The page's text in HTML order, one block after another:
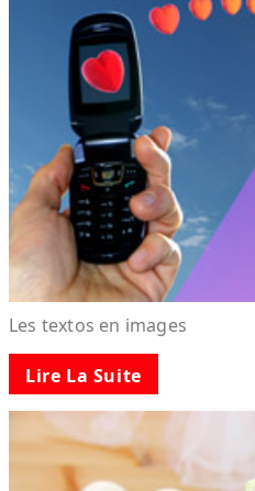
Les textos en images
Lire La Suite